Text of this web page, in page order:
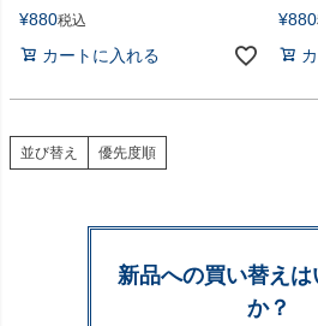
¥880税込
カートに入れる
¥880
並び替え 優先度順
新品への買い替え
か？